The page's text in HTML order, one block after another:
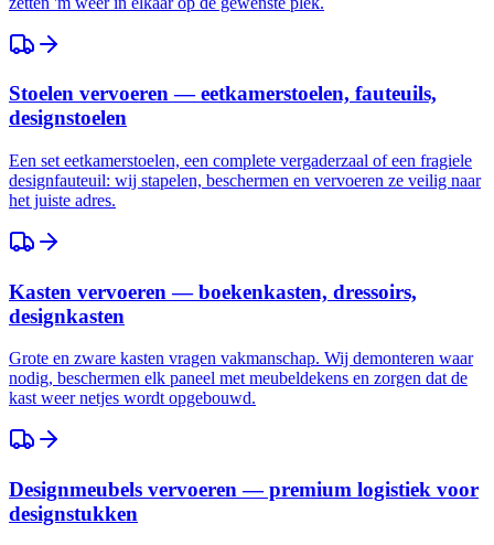
Stoelen vervoeren — eetkamerstoelen, fauteuils,
designstoelen
Een set eetkamerstoelen, een complete vergaderzaal of een fragiele
designfauteuil: wij stapelen, beschermen en vervoeren ze veilig naar
het juiste adres.
Kasten vervoeren — boekenkasten, dressoirs,
designkasten
Grote en zware kasten vragen vakmanschap. Wij demonteren waar
nodig, beschermen elk paneel met meubeldekens en zorgen dat de
kast weer netjes wordt opgebouwd.
Designmeubels vervoeren — premium logistiek voor
designstukken